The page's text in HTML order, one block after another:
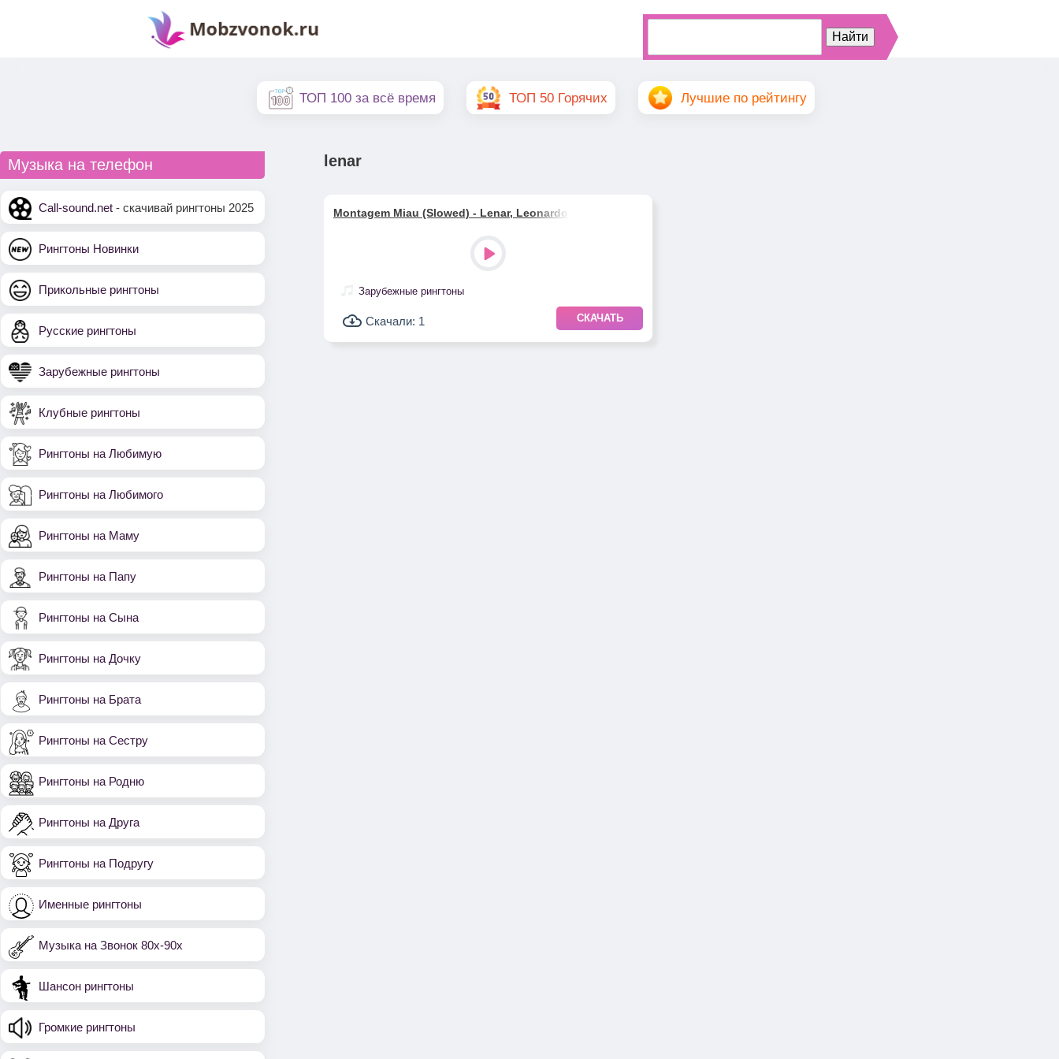
ТОП 100 за всё время ТОП 50 Горячих Лучшие по рейтингу
Музыка на телефон
Call-sound.net - скачивай рингтоны 2025
Рингтоны Новинки
Прикольные рингтоны
Русские рингтоны
Зарубежные рингтоны
Клубные рингтоны
Рингтоны на Любимую
Рингтоны на Любимого
Рингтоны на Маму
Рингтоны на Папу
Рингтоны на Сына
Рингтоны на Дочку
Рингтоны на Брата
Рингтоны на Сестру
Рингтоны на Родню
Рингтоны на Друга
Рингтоны на Подругу
Именные рингтоны
Музыка на Звонок 80х-90х
Шансон рингтоны
Громкие рингтоны
lenar
Montagem Miau (Slowed) - Lenar, Leonardo P
Зарубежные рингтоны
Скачали: 1 СКАЧАТЬ